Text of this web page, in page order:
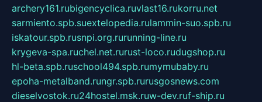
archery161.rubigencyclica.ruvlast16.rukorru.net
sarmiento.spb.suextelopedia.rulammin-suo.spb.ru
iskatour.spb.rusnpi.org.rurunning-line.ru
krygeva-spa.ruchel.net.rurust-loco.rudugshop.ru
hl-beta.spb.ruschool494.spb.rumymubaby.ru
epoha-metalband.rungr.spb.rurusgosnews.com
dieselvostok.ru24hostel.msk.ruw-dev.ruf-ship.ru